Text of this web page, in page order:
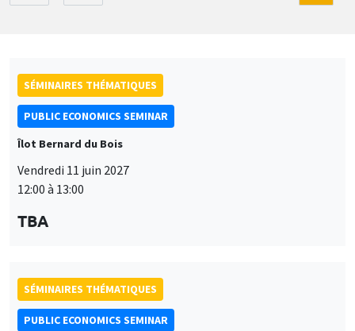
SÉMINAIRES THÉMATIQUES
PUBLIC ECONOMICS SEMINAR
Îlot Bernard du Bois
Vendredi 11 juin 2027
12:00 à 13:00
TBA
SÉMINAIRES THÉMATIQUES
PUBLIC ECONOMICS SEMINAR